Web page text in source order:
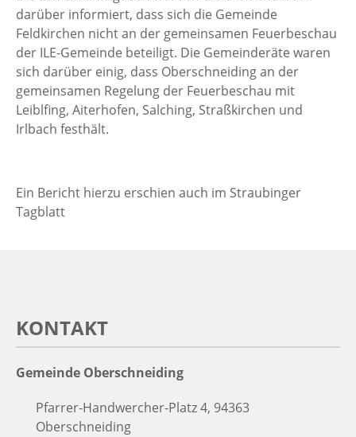
darüber informiert, dass sich die Gemeinde
Feldkirchen nicht an der gemeinsamen Feuerbeschau
der ILE-Gemeinde beteiligt. Die Gemeinderäte waren
sich darüber einig, dass Oberschneiding an der
gemeinsamen Regelung der Feuerbeschau mit
Leiblfing, Aiterhofen, Salching, Straßkirchen und
Irlbach festhält.
Ein Bericht hierzu erschien auch im Straubinger
Tagblatt
KONTAKT
Gemeinde Oberschneiding
Pfarrer-Handwercher-Platz 4, 94363
Oberschneiding